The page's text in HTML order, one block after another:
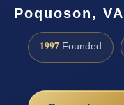
Poquoson, VA
1997 Founded